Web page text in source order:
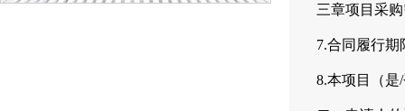
三章项目采
7.合同履行
8.本项目（是